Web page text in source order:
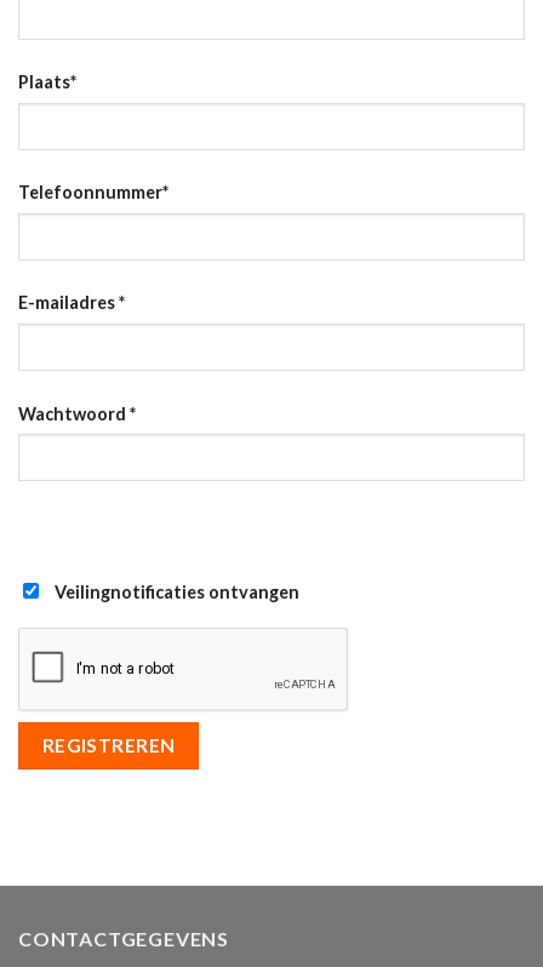
Plaats*
Telefoonnummer*
E-mailadres*
Wachtwoord *
Veilingnotificaties ontvangen
REGISTREREN
CONTACTGEGEVENS